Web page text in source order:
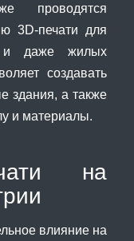
проводятся
3D-печати для
и даже жилых
создавать
здания, а также
и материалы.
на
влияние на